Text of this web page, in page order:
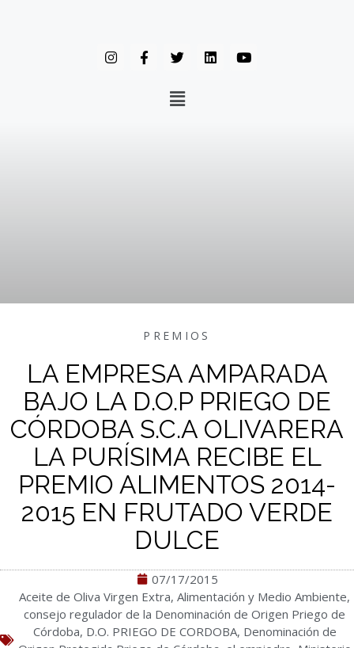
PREMIOS
LA EMPRESA AMPARADA
BAJO LA D.O.P PRIEGO DE
CÓRDOBA S.C.A OLIVARERA
LA PURÍSIMA RECIBE EL
PREMIO ALIMENTOS 2014-
2015 EN FRUTADO VERDE
DULCE
07/17/2015
Aceite de Oliva Virgen Extra, Alimentación y Medio Ambiente,
consejo regulador de la Denominación de Origen Priego de
Córdoba, D.O. PRIEGO DE CORDOBA, Denominación de